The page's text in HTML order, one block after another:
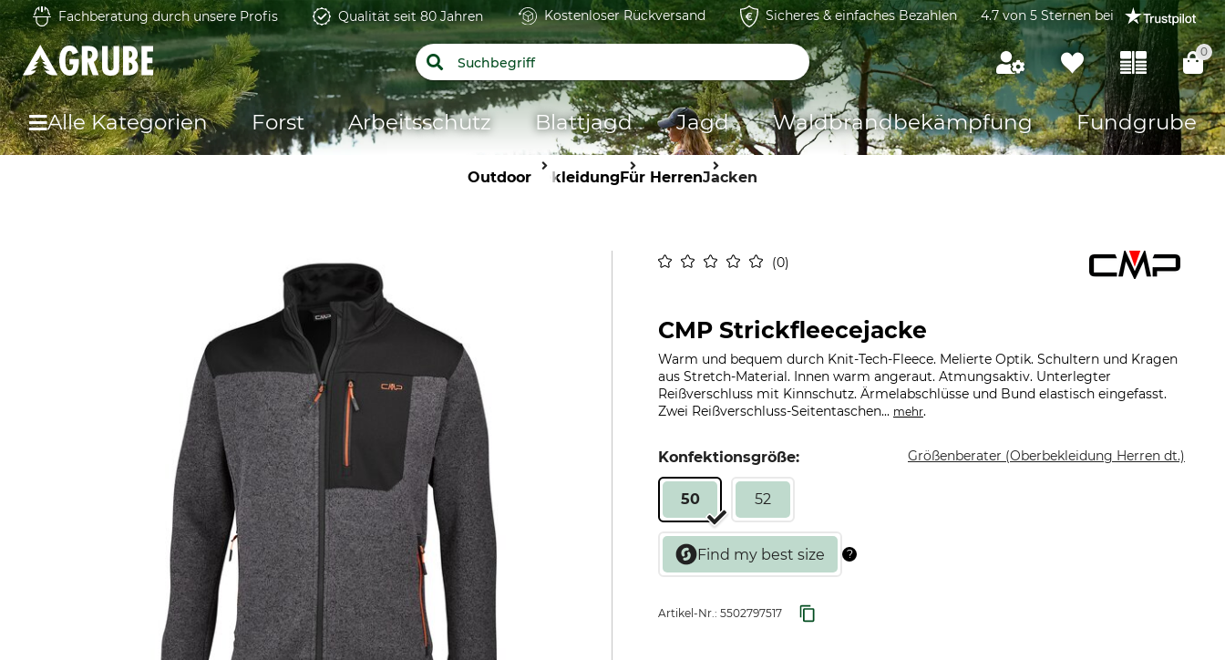
Fachberatung durch unsere Profis Qualität seit 80 Jahren Kostenloser Rückversand Sicheres & einfaches Bezahlen 4.7 von 5 Sternen bei
0
Alle Kategorien Forst Arbeitsschutz Blattjagd Jagd Waldbrandbekämpfung Fundgrube
Outdoor BekleidungFür HerrenJacken
0
CMP Strickfleecejacke
Warm und bequem durch Knit-Tech-Fleece. Melierte Optik. Schultern und Kragen
aus Stretch-Material. Innen warm angeraut. Atmungsaktiv. Unterlegter
Reißverschluss mit Kinnschutz. Ärmelabschlüsse und Bund elastisch eingefasst.
Zwei Reißverschluss-Seitentaschen... mehr.
Konfektionsgröße: Größenberater (Oberbekleidung Herren dt.)
50 52
Artikel-Nr.: 5502797517